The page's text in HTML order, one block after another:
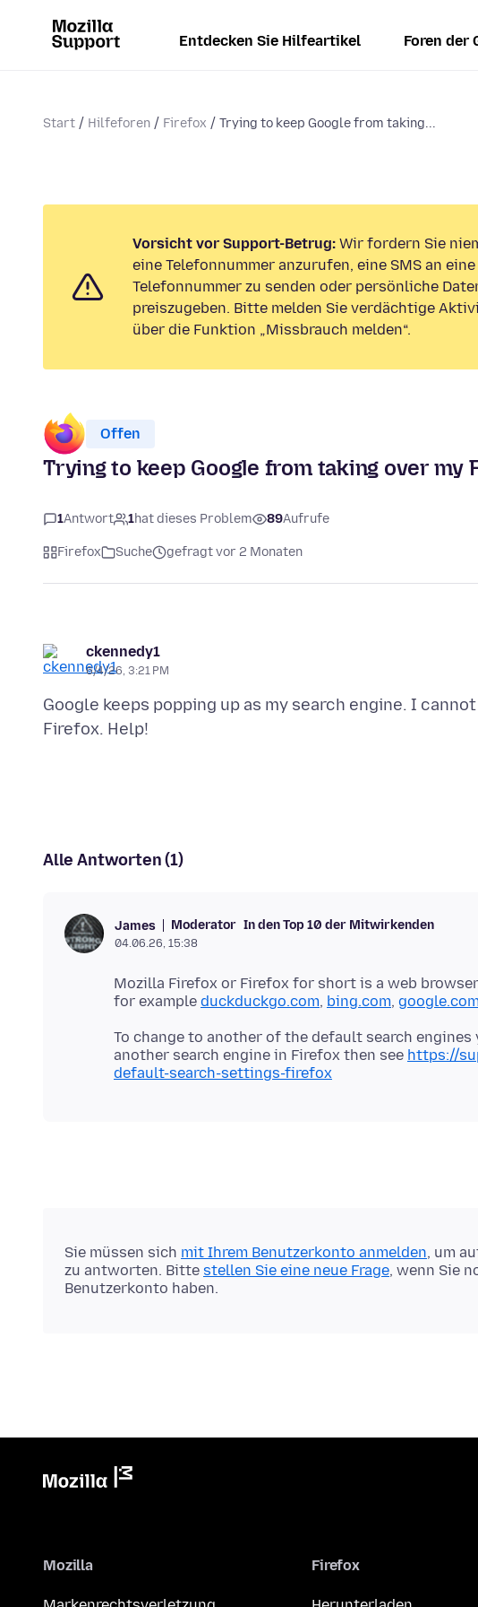
Entdecken Sie Hilfeartikel Foren der
Start Hilfeforen Firefox Trying to keep Google from taking...
Vorsicht vor Support-Betrug: Wir fordern Sie
eine Telefonnummer anzurufen, eine SMS an eine
Telefonnummer zu senden oder persönliche
preiszugeben. Bitte melden Sie verdächtige
über die Funktion „Missbrauch melden“.
Offen
Trying to keep Google from taking over my
1Antwort 1hat dieses Problem 89Aufrufe
Firefox Suche gefragt vor 2 Monaten
ckennedy1
6/4/26, 3:21 PM
Google keeps popping up as my search engine. I
Alle Antworten (1)
James Moderator In den Top 10 der Mitwirkenden
04.06.26, 15:38
Mozilla Firefox or Firefox for short is a web
for example duckduckgo.com, bing.com, google.com
To change to another of the default search
another search engine in Firefox then see https://
default-search-settings-firefox
Sie müssen sich mit Ihrem Benutzerkonto anmelden, um
zu antworten. Bitte stellen Sie eine neue Frage, wenn Sie
Benutzerkonto haben.
Mozilla Firefox